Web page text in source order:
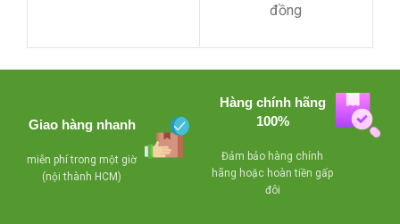
- Lỗ thoát nước
dể dàng vệ sinh
- Có giỏ bên trong
đồng
- Sử dụng gas
môi trường.
- Compressor
Giao hàng nhanh
miễn phí trong một giờ
(nội thành HCM)
Hàng chính hãng
100%
Đảm bảo hàng chính
hãng hoặc hoàn tiền gấp
đôi